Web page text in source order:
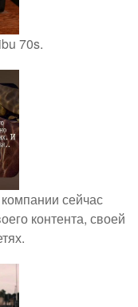
70s.
сейчас
контента, своей